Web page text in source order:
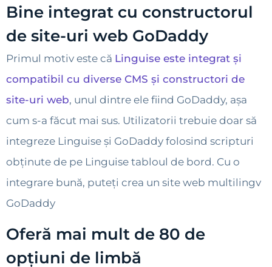
Bine integrat cu constructorul
de site-uri web GoDaddy
Primul motiv este că Linguise este integrat și
compatibil cu diverse CMS și constructori de
site-uri web, unul dintre ele fiind GoDaddy, așa
cum s-a făcut mai sus. Utilizatorii trebuie doar să
integreze Linguise și GoDaddy folosind scripturi
obținute de pe Linguise tabloul de bord. Cu o
integrare bună, puteți crea un site web multilingv
GoDaddy
Oferă mai mult de 80 de
opțiuni de limbă